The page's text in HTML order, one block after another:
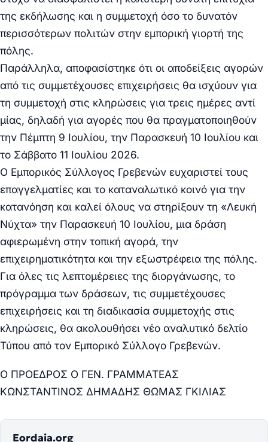
της εκδήλωσης και η συμμετοχή όσο το δυνατόν
περισσότερων πολιτών στην εμπορική γιορτή της
πόλης.
Παράλληλα, αποφασίστηκε ότι οι αποδείξεις αγορών
από τις συμμετέχουσες επιχειρήσεις θα ισχύουν για
τη συμμετοχή στις κληρώσεις για τρεις ημέρες αντί
μίας, δηλαδή για αγορές που θα πραγματοποιηθούν
την Πέμπτη 9 Ιουλίου, την Παρασκευή 10 Ιουλίου και
το Σάββατο 11 Ιουλίου 2026.
Ο Εμπορικός Σύλλογος Γρεβενών ευχαριστεί τους
επαγγελματίες και το καταναλωτικό κοινό για την
κατανόηση και καλεί όλους να στηρίξουν τη «Λευκή
Νύχτα» την Παρασκευή 10 Ιουλίου, μια δράση
αφιερωμένη στην τοπική αγορά, την
επιχειρηματικότητα και την εξωστρέφεια της πόλης.
Για όλες τις λεπτομέρειες της διοργάνωσης, το
πρόγραμμα των δράσεων, τις συμμετέχουσες
επιχειρήσεις και τη διαδικασία συμμετοχής στις
κληρώσεις, θα ακολουθήσει νέο αναλυτικό δελτίο
Τύπου από τον Εμπορικό Σύλλογο Γρεβενών.
Ο ΠΡΟΕΔΡΟΣ Ο ΓΕΝ. ΓΡΑΜΜΑΤΕΑΣ
ΚΩΝΣΤΑΝΤΙΝΟΣ ΔΗΜΑΔΗΣ ΘΩΜΑΣ ΓΚΙΛΙΑΣ
Eordaia.org